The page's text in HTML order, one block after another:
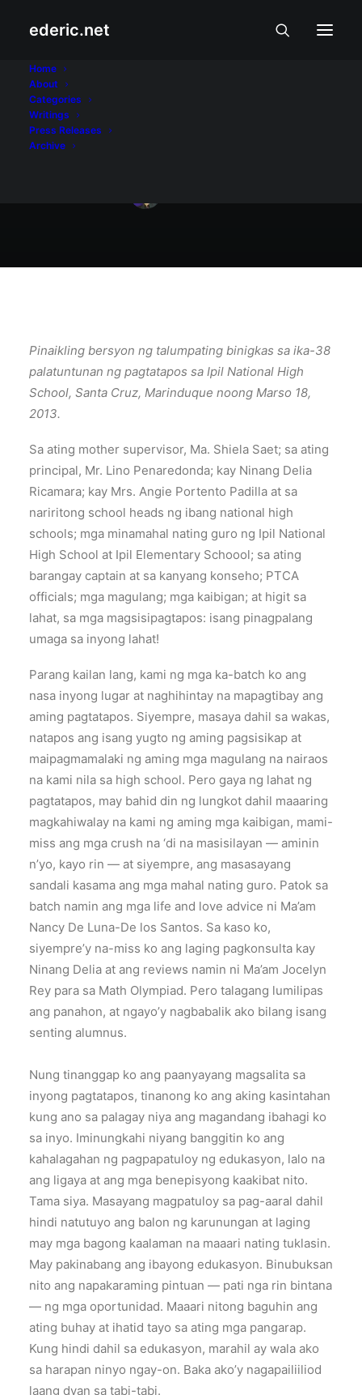
ederic.net
Home
About
Categories
Writings
Press Releases
Archive
pagtatapos
Pinaikling bersyon ng talumpating binigkas sa ika-38
palatuntunan ng pagtatapos sa Ipil National High
School, Santa Cruz, Marinduque noong Marso 18,
2013.
Sa ating mother supervisor, Ma. Shiela Saet; sa ating
principal, Mr. Lino Penaredonda; kay Ninang Delia
Ricamara; kay Mrs. Angie Portento Padilla at sa
nariritong school heads ng ibang national high
schools; mga minamahal nating guro ng Ipil National
High School at Ipil Elementary Schoool; sa ating
barangay captain at sa kanyang konseho; PTCA
officials; mga magulang; mga kaibigan; at higit sa
lahat, sa mga magsisipagtapos: isang pinagpalang
umaga sa inyong lahat!
Parang kailan lang, kami ng mga ka-batch ko ang
nasa inyong lugar at naghihintay na mapagtibay ang
aming pagtatapos. Siyempre, masaya dahil sa wakas,
natapos ang isang yugto ng aming pagsisikap at
maipagmamalaki ng aming mga magulang na nairaos
na kami nila sa high school. Pero gaya ng lahat ng
pagtatapos, may bahid din ng lungkot dahil maaaring
magkahiwalay na kami ng aming mga kaibigan, mami-
miss ang mga crush na ‘di na masisilayan — aminin
n’yo, kayo rin — at siyempre, ang masasayang
sandali kasama ang mga mahal nating guro. Patok sa
batch namin ang mga life and love advice ni Ma’am
Nancy De Luna-De los Santos. Sa kaso ko,
siyempre’y na-miss ko ang laging pagkonsulta kay
Ninang Delia at ang reviews namin ni Ma’am Jocelyn
Rey para sa Math Olympiad. Pero talagang lumilipas
ang panahon, at ngayo’y nagbabalik ako bilang isang
senting alumnus.
Nung tinanggap ko ang paanyayang magsalita sa
inyong pagtatapos, tinanong ko ang aking kasintahan
kung ano sa palagay niya ang magandang ibahagi ko
sa inyo. Iminungkahi niyang banggitin ko ang
kahalagahan ng pagpapatuloy ng edukasyon, lalo na
ang ligaya at ang mga benepisyong kaakibat nito.
Tama siya. Masayang magpatuloy sa pag-aaral dahil
hindi natutuyo ang balon ng karunungan at laging
may mga bagong kaalaman na maaari nating tuklasin.
May pakinabang ang ibayong edukasyon. Binubuksan
nito ang napakaraming pintuan — pati nga rin bintana
— ng mga oportunidad. Maaari nitong baguhin ang
ating buhay at ihatid tayo sa ating mga pangarap.
Kung hindi dahil sa edukasyon, marahil ay wala ako
sa harapan ninyo ngay-on. Baka ako’y nagapailiiliod
laang dyan sa tabi-tabi.